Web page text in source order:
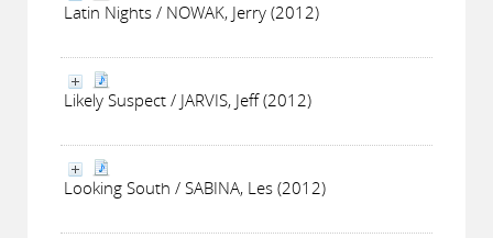
Latin Nights / NOWAK, Jerry (2012)
Likely Suspect / JARVIS, Jeff (2012)
Looking South / SABINA, Les (2012)